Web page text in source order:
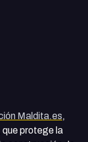
Maldita.es,
que protege la